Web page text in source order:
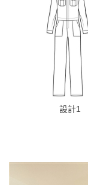
設計1